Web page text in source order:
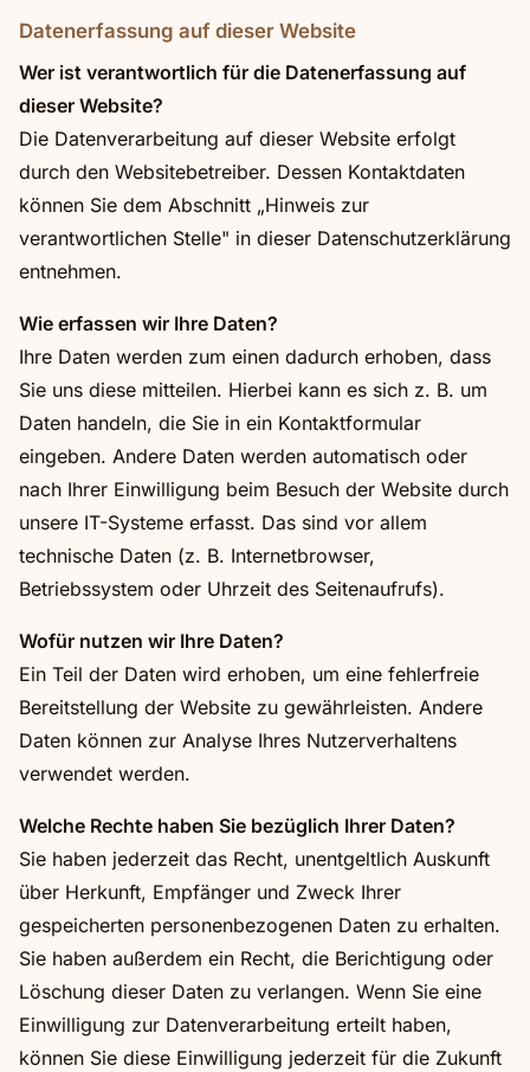
Datenerfassung auf dieser Website
Wer ist verantwortlich für die Datenerfassung auf
dieser Website?
Die Datenverarbeitung auf dieser Website erfolgt
durch den Websitebetreiber. Dessen Kontaktdaten
können Sie dem Abschnitt „Hinweis zur
verantwortlichen Stelle" in dieser Datenschutzerklärung
entnehmen.
Wie erfassen wir Ihre Daten?
Ihre Daten werden zum einen dadurch erhoben, dass
Sie uns diese mitteilen. Hierbei kann es sich z. B. um
Daten handeln, die Sie in ein Kontaktformular
eingeben. Andere Daten werden automatisch oder
nach Ihrer Einwilligung beim Besuch der Website durch
unsere IT-Systeme erfasst. Das sind vor allem
technische Daten (z. B. Internetbrowser,
Betriebssystem oder Uhrzeit des Seitenaufrufs).
Wofür nutzen wir Ihre Daten?
Ein Teil der Daten wird erhoben, um eine fehlerfreie
Bereitstellung der Website zu gewährleisten. Andere
Daten können zur Analyse Ihres Nutzerverhaltens
verwendet werden.
Welche Rechte haben Sie bezüglich Ihrer Daten?
Sie haben jederzeit das Recht, unentgeltlich Auskunft
über Herkunft, Empfänger und Zweck Ihrer
gespeicherten personenbezogenen Daten zu erhalten.
Sie haben außerdem ein Recht, die Berichtigung oder
Löschung dieser Daten zu verlangen. Wenn Sie eine
Einwilligung zur Datenverarbeitung erteilt haben,
können Sie diese Einwilligung jederzeit für die Zukunft